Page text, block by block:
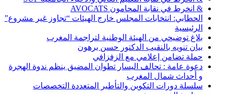
& انخرط في نقابة المحامون AVOCATS
الحطابي: انتخابات المجلس خارج الهيئات “تجاوز غير مشروع”
الرئيسية
بلاغ توضيحي من الهيئة الوطنية لتراجمة المغرب
بيان تنويه بالنقيب الدكتور حسن برهون
حملة تضامن إعلامي مع الزفزافي
دعوة عامة : تحالف اليسار تطوان المضيق ينظم ندوة الهجرة
و أحداث شمال المغرب
سلسلة دورات التكوين والتأطير المتعددة التخصصات